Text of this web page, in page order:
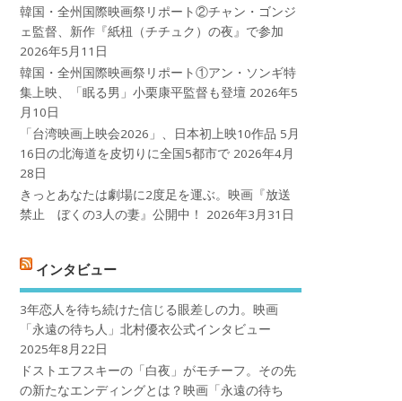
韓国・全州国際映画祭リポート②チャン・ゴンジ
ェ監督、新作『紙杻（チチュク）の夜』で参加
2026年5月11日
韓国・全州国際映画祭リポート①アン・ソンギ特
集上映、「眠る男」小栗康平監督も登壇 2026年5
月10日
「台湾映画上映会2026」、日本初上映10作品 5月
16日の北海道を皮切りに全国5都市で 2026年4月
28日
きっとあなたは劇場に2度足を運ぶ。映画『放送
禁止 ぼくの3人の妻』公開中！
2026年3月31日
インタビュー
3年恋人を待ち続けた信じる眼差しの力。映画
「永遠の待ち人」北村優衣公式インタビュー
2025年8月22日
ドストエフスキーの「白夜」がモチーフ。その先
の新たなエンディングとは？映画「永遠の待ち